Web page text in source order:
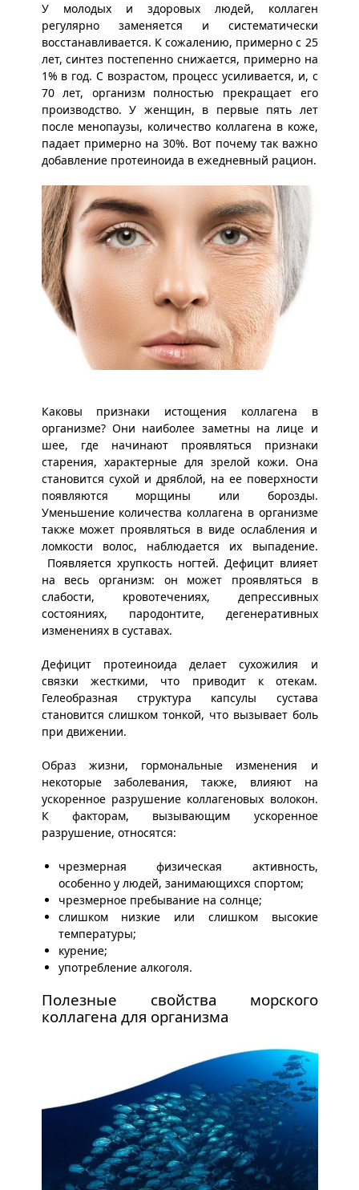
У молодых и здоровых людей, коллаген
регулярно заменяется и систематически
восстанавливается. К сожалению, примерно с 25
лет, синтез постепенно снижается, примерно на
1% в год. С возрастом, процесс усиливается, и, с
70 лет, организм полностью прекращает его
производство. У женщин, в первые пять лет
после менопаузы, количество коллагена в коже,
падает примерно на 30%. Вот почему так важно
добавление протеиноида в ежедневный рацион.
Каковы признаки истощения коллагена в
организме? Они наиболее заметны на лице и
шее, где начинают проявляться признаки
старения, характерные для зрелой кожи. Она
становится сухой и дряблой, на ее поверхности
появляются морщины или борозды.
Уменьшение количества коллагена в организме
также может проявляться в виде ослабления и
ломкости волос, наблюдается их выпадение.
Появляется хрупкость ногтей. Дефицит влияет
на весь организм: он может проявляться в
слабости, кровотечениях, депрессивных
состояниях, пародонтите, дегенеративных
изменениях в суставах.
Дефицит протеиноида делает сухожилия и
связки жесткими, что приводит к отекам.
Гелеобразная структура капсулы сустава
становится слишком тонкой, что вызывает боль
при движении.
Образ жизни, гормональные изменения и
некоторые заболевания, также, влияют на
ускоренное разрушение коллагеновых волокон.
К факторам, вызывающим ускоренное
разрушение, относятся:
чрезмерная физическая активность,
особенно у людей, занимающихся спортом;
чрезмерное пребывание на солнце;
слишком низкие или слишком высокие
температуры;
курение;
употребление алкоголя.
Полезные свойства морского
коллагена для организма